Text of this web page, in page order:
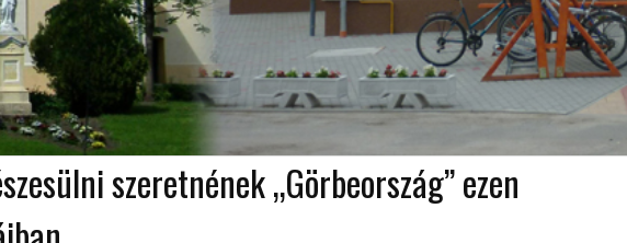
szeretnének „Görbeország” ezen